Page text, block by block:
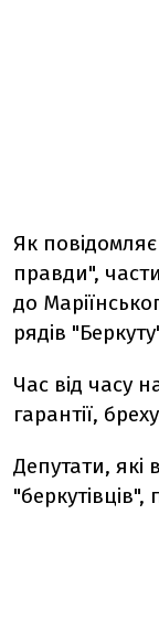
Як
правди",
до
рядів
Час від часу
гарантії,
Депутати, які